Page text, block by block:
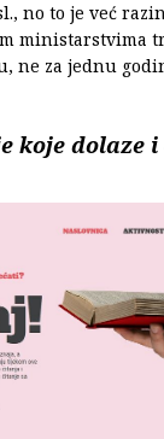
no to je već
ministarstvima
ne za jednu
koje dolaze